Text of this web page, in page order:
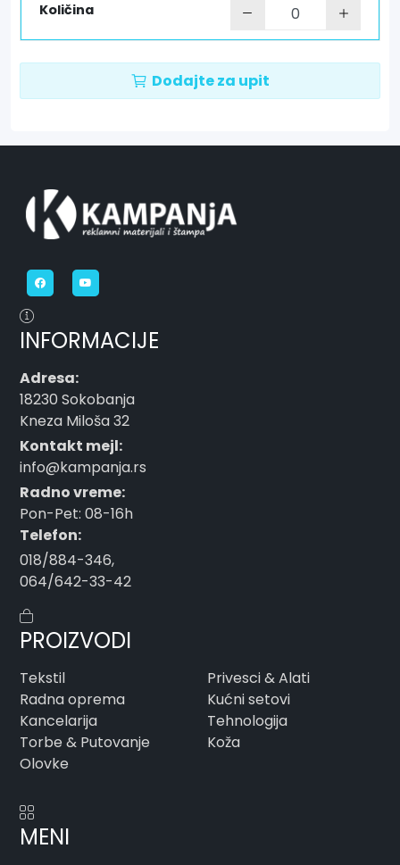
Količina
Dodajte za upit
INFORMACIJE
Adresa:
18230 Sokobanja
Kneza Miloša 32
Kontakt mejl:
info@kampanja.rs
Radno vreme:
Pon-Pet: 08-16h
Telefon:
018/884-346,
064/642-33-42
PROIZVODI
Tekstil
Radna oprema
Kancelarija
Torbe & Putovanje
Olovke
Privesci & Alati
Kućni setovi
Tehnologija
Koža
MENI